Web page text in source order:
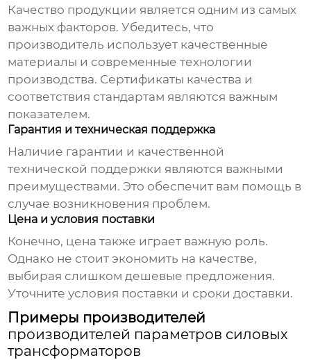
Качество продукции является одним из самых
важных факторов. Убедитесь, что
производитель использует качественные
материалы и современные технологии
производства. Сертификаты качества и
соответствия стандартам являются важным
показателем.
Гарантия и техническая поддержка
Наличие гарантии и качественной
технической поддержки являются важными
преимуществами. Это обеспечит вам помощь в
случае возникновения проблем.
Цена и условия поставки
Конечно, цена также играет важную роль.
Однако не стоит экономить на качестве,
выбирая слишком дешевые предложения.
Уточните условия поставки и сроки доставки.
Примеры производителей
производителей параметров силовых
трансформаторов